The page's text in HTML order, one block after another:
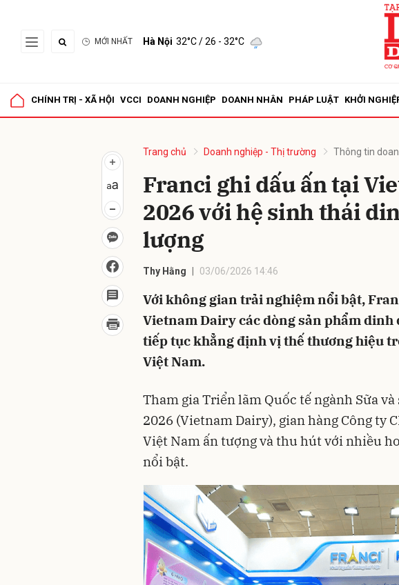
MỚI NHẤT Hà Nội 32°C/ 26 - 32°C
CHÍNH TRỊ - XÃ HỘI VCCI DOANH NGHIỆP DOANH NHÂN PHÁP LUẬT KHỞI
Trang chủ Doanh nghiệp - Thị trường Thông tin
Franci ghi dấu ấn tại
2026 với hệ sinh thái
lượng
Thy Hằng 03/06/2026 14:46
Với không gian trải nghiệm nổi bật,
Vietnam Dairy các dòng sản phẩm dinh
tiếp tục khẳng định vị thế thương hiệu
Việt Nam.
Tham gia Triển lãm Quốc tế ngành Sữa
2026 (Vietnam Dairy), gian hàng Công ty
Việt Nam ấn tượng và thu hút với nhiều
nổi bật.